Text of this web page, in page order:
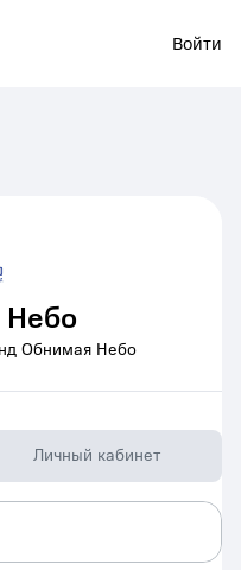
Войти
Обнимая Небо
Личный кабинет